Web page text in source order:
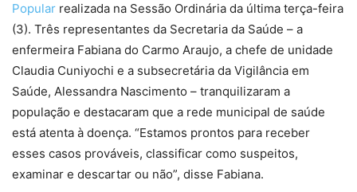
Popular realizada na Sessão Ordinária da última terça-feira
(3). Três representantes da Secretaria da Saúde – a
enfermeira Fabiana do Carmo Araujo, a chefe de unidade
Claudia Cuniyochi e a subsecretária da Vigilância em
Saúde, Alessandra Nascimento – tranquilizaram a
população e destacaram que a rede municipal de saúde
está atenta à doença. “Estamos prontos para receber
esses casos prováveis, classificar como suspeitos,
examinar e descartar ou não”, disse Fabiana.